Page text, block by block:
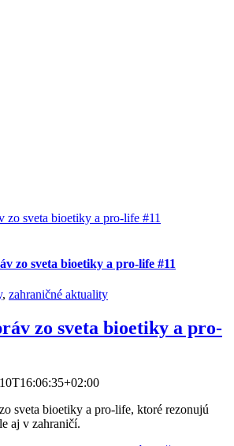
zo sveta bioetiky a pro-life #11
zo sveta bioetiky a pro-life #11
, zahraničné aktuality
zo sveta bioetiky a pro-
sveta bioetiky a pro-life, ktoré rezonujú
aj v zahraničí.